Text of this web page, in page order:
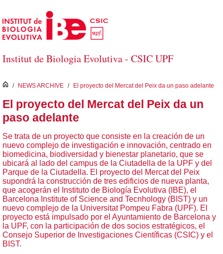
Saltar al contenido principal
Institut de Biologia Evolutiva - CSIC UPF
inici
/ NEWS ARCHIVE / El proyecto del Mercat del Peix da un paso adelante
El proyecto del Mercat del Peix da un
paso adelante
Se trata de un proyecto que consiste en la creación de un
nuevo complejo de investigación e innovación, centrado en
biomedicina, biodiversidad y bienestar planetario, que se
ubicará al lado del campus de la Ciutadella de la UPF y del
Parque de la Ciutadella. El proyecto del Mercat del Peix
supondrá la construcción de tres edificios de nueva planta,
que acogerán el Instituto de Biología Evolutiva (IBE), el
Barcelona Institute of Science and Tecnhology (BIST) y un
nuevo complejo de la Universitat Pompeu Fabra (UPF). El
proyecto está impulsado por el Ayuntamiento de Barcelona y
la UPF, con la participación de dos socios estratégicos, el
Consejo Superior de Investigaciones Científicas (CSIC) y el
BIST.